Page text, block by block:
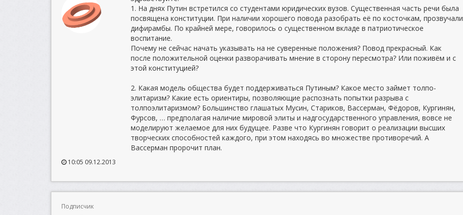
1. На днях Путин встретился со студентами юридических вузов. Существенная часть речи была
посвящена конституции. При наличии хорошего повода разобрать её по косточкам, прозвучали
дифирамбы. По крайней мере, говорилось о существенном вкладе в патриотическое
воспитание.
Почему не сейчас начать указывать на не суверенные положения? Повод прекрасный. Как
после положительной оценки разворачивать мнение в сторону пересмотра? Или поживём и с
этой конституцией?
2. Какая модель общества будет поддерживаться Путиным? Какое место займет толпо-
элитаризм? Какие есть ориентиры, позволяющие распознать попытки разрыва с
толпоэлитаризмом? Большинство глашатых Мусин, Стариков, Вассерман, Фёдоров, Кургинян,
Фурсов, … предполагая наличие мировой элиты и надгосударственного управления, вовсе не
моделируют желаемое для них будущее. Разве что Кургинян говорит о реализации высших
творческих способностей каждого, при этом находясь во множестве противоречий. А
Вассерман пророчит план.
10:05 09.12.2013
Подписчик